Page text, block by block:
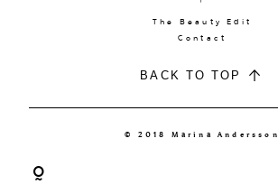
The Beauty Edit
Contact
BACK TO TOP
© 2018 Marina Andersson